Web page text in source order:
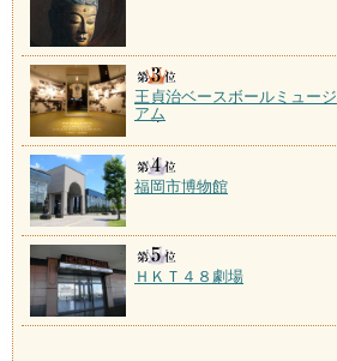
王貞治ベースボールミュージ
アム
福岡市博物館
ＨＫＴ４８劇場